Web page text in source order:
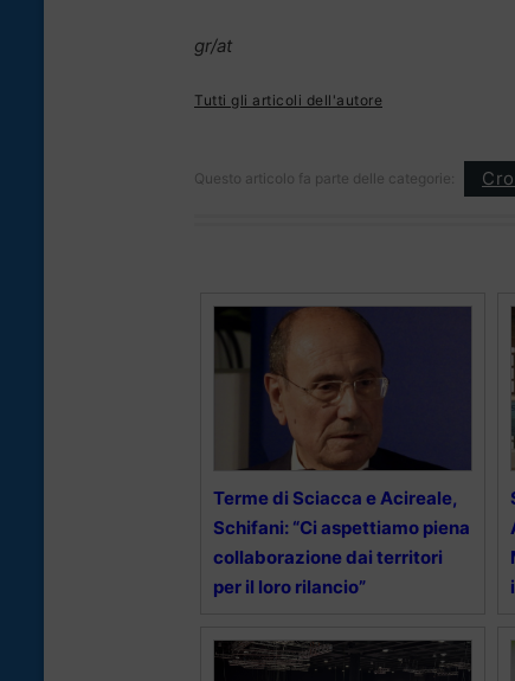
gr/at
Tutti gli articoli dell'autore
Questo articolo fa parte delle categorie:
Terme di Sciacca e Acireale,
Schifani: “Ci aspettiamo piena
collaborazione dai territori
per il loro rilancio”